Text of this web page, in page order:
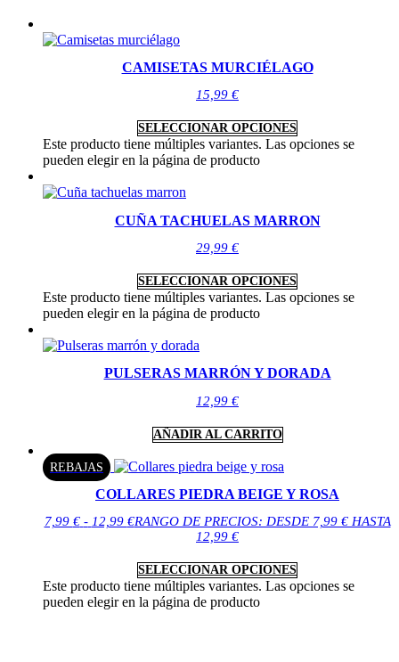
CAMISETAS MURCIÉLAGO
15,99 €
SELECCIONAR OPCIONES
Este producto tiene múltiples variantes. Las opciones se
pueden elegir en la página de producto
CUÑA TACHUELAS MARRON
29,99 €
SELECCIONAR OPCIONES
Este producto tiene múltiples variantes. Las opciones se
pueden elegir en la página de producto
PULSERAS MARRÓN Y DORADA
12,99 €
AÑADIR AL CARRITO
REBAJAS
COLLARES PIEDRA BEIGE Y ROSA
7,99 € - 12,99 €RANGO DE PRECIOS: DESDE 7,99 € HASTA
12,99 €
SELECCIONAR OPCIONES
Este producto tiene múltiples variantes. Las opciones se
pueden elegir en la página de producto